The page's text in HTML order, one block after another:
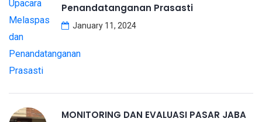
Penandatanganan Prasasti
January 11, 2024
MONITORING DAN EVALUASI PASAR JABA